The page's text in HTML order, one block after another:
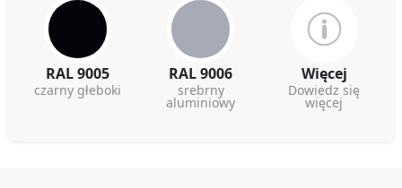
RAL 9005
czarny głeboki
RAL 9006
srebrny
aluminiowy
Więcej
Dowiedz się
więcej